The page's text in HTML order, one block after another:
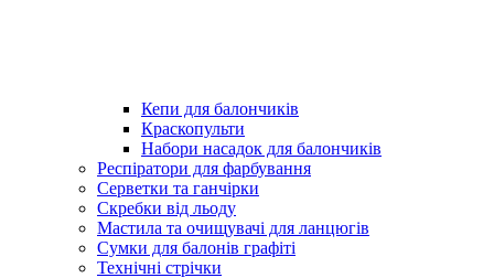
Кепи для балончиків
Краскопульти
Набори насадок для балончиків
Респіратори для фарбування
Серветки та ганчірки
Скребки від льоду
Мастила та очищувачі для ланцюгів
Сумки для балонів графіті
Технічні стрічки